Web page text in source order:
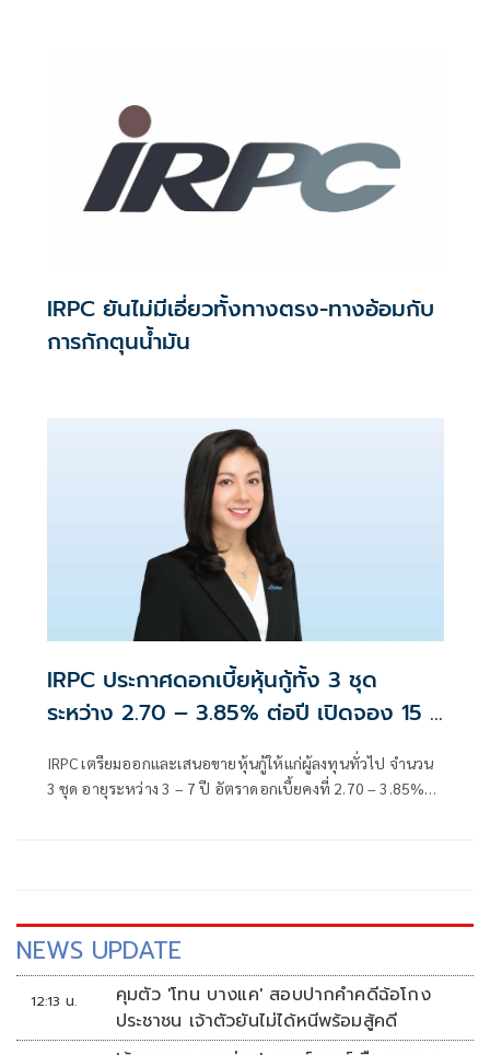
IRPC ยันไม่มีเอี่ยวทั้งทางตรง-ทางอ้อมกับ
การกักตุนน้ำมัน
IRPC ประกาศดอกเบี้ยหุ้นกู้ทั้ง 3 ชุด
ระหว่าง 2.70 – 3.85% ต่อปี เปิดจอง 15 –
IRPC เตรียมออกและเสนอขายหุ้นกู้ให้แก่ผู้ลงทุนทั่วไป จำนวน
3 ชุด อายุระหว่าง 3 – 7 ปี อัตราดอกเบี้ยคงที่ 2.70 – 3.85%
NEWS UPDATE
12:13 น.
คุมตัว 'โทน บางแค' สอบปากคำคดีฉ้อโกง
ประชาชน เจ้าตัวยันไม่ได้หนีพร้อมสู้คดี